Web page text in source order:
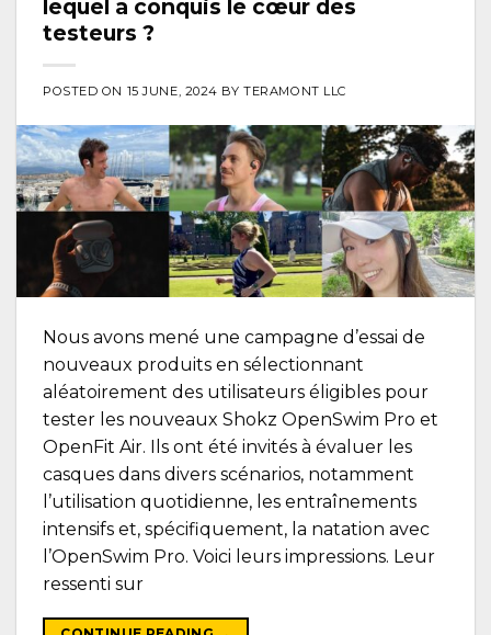
lequel a conquis le cœur des
testeurs ?
POSTED ON 15 JUNE, 2024 BYTERAMONT LLC
Nous avons mené une campagne d’essai de
nouveaux produits en sélectionnant
aléatoirement des utilisateurs éligibles pour
tester les nouveaux Shokz OpenSwim Pro et
OpenFit Air. Ils ont été invités à évaluer les
casques dans divers scénarios, notamment
l’utilisation quotidienne, les entraînements
intensifs et, spécifiquement, la natation avec
l’OpenSwim Pro. Voici leurs impressions. Leur
ressenti sur